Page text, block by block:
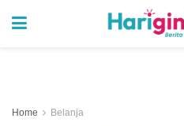
Home Belanja